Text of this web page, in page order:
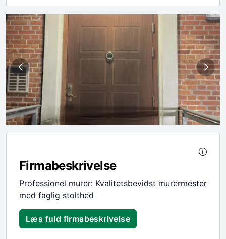
Firmabeskrivelse
Professionel murer: Kvalitetsbevidst murermester
med faglig stolthed
Læs fuld firmabeskrivelse